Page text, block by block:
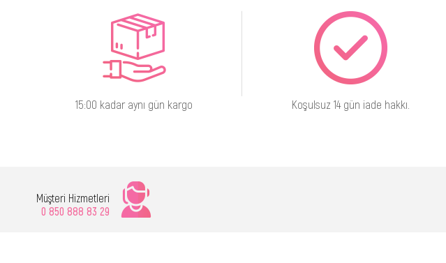
15:00 kadar aynı gün kargo Koşulsuz 14 gün iade hakkı.
Müşteri Hizmetleri
0 850 888 83 29